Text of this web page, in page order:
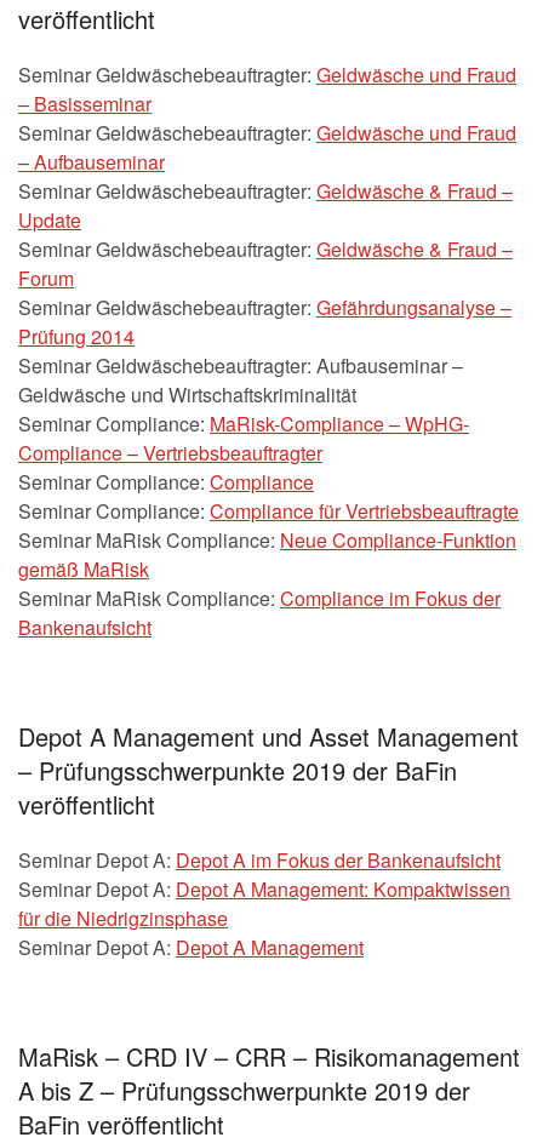
veröffentlicht
Seminar Geldwäschebeauftragter: Geldwäsche und Fraud
– Basisseminar
Seminar Geldwäschebeauftragter: Geldwäsche und Fraud
– Aufbauseminar
Seminar Geldwäschebeauftragter: Geldwäsche & Fraud –
Update
Seminar Geldwäschebeauftragter: Geldwäsche & Fraud –
Forum
Seminar Geldwäschebeauftragter: Gefährdungsanalyse –
Prüfung 2014
Seminar Geldwäschebeauftragter: Aufbauseminar –
Geldwäsche und Wirtschaftskriminalität
Seminar Compliance: MaRisk-Compliance – WpHG-
Compliance – Vertriebsbeauftragter
Seminar Compliance: Compliance
Seminar Compliance: Compliance für Vertriebsbeauftragte
Seminar MaRisk Compliance: Neue Compliance-Funktion
gemäß MaRisk
Seminar MaRisk Compliance: Compliance im Fokus der
Bankenaufsicht
Depot A Management und Asset Management
– Prüfungsschwerpunkte 2019 der BaFin
veröffentlicht
Seminar Depot A: Depot A im Fokus der Bankenaufsicht
Seminar Depot A: Depot A Management: Kompaktwissen
für die Niedrigzinsphase
Seminar Depot A: Depot A Management
MaRisk – CRD IV – CRR – Risikomanagement
A bis Z – Prüfungsschwerpunkte 2019 der
BaFin veröffentlicht